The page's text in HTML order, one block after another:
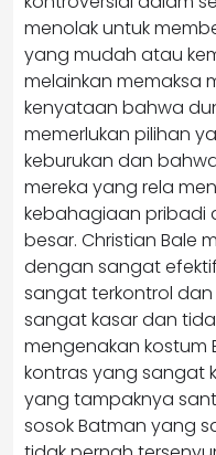
menolak untuk
yang mudah atau
melainkan memaksa
kenyataan bahwa
memerlukan pilihan
keburukan dan
mereka yang rela
kebahagiaan pribadi
besar. Christian Bale
dengan sangat
sangat terkontrol
sangat kasar dan
mengenakan kostum
kontras yang sangat
yang tampaknya
sosok Batman yang